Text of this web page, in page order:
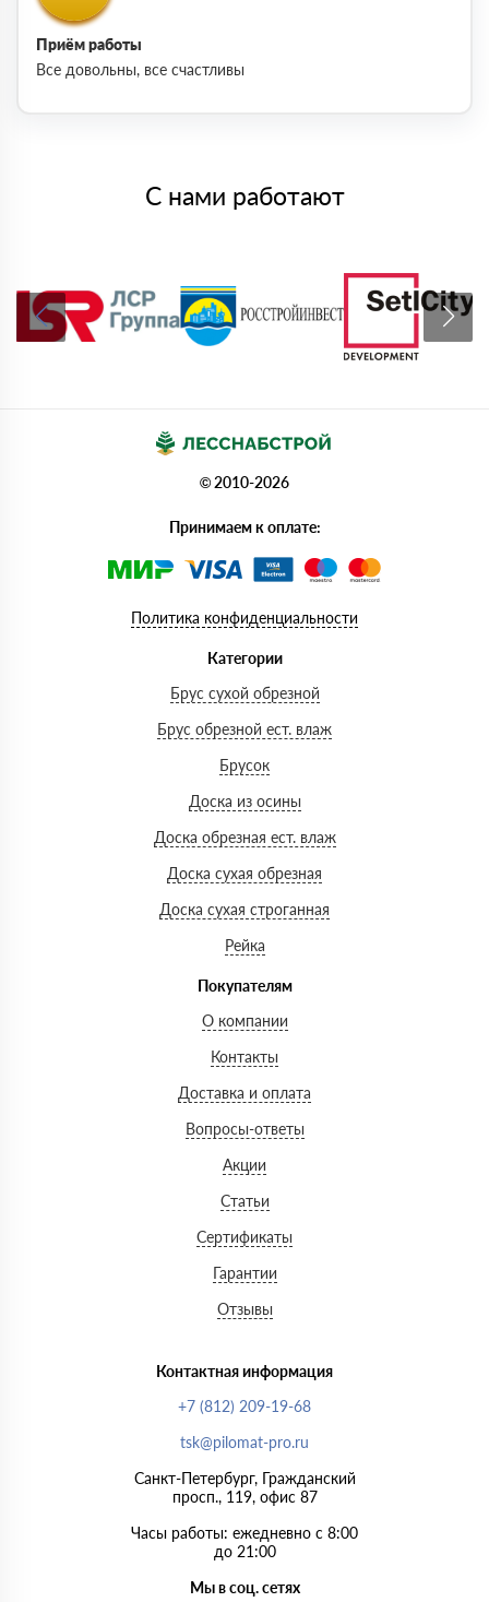
Приём работы
Все довольны, все счастливы
С нами работают
© 2010-2026
Принимаем к оплате:
Политика конфиденциальности
Категории
Брус сухой обрезной
Брус обрезной ест. влаж
Брусок
Доска из осины
Доска обрезная ест. влаж
Доска сухая обрезная
Доска сухая строганная
Рейка
Покупателям
О компании
Контакты
Доставка и оплата
Вопросы-ответы
Акции
Статьи
Сертификаты
Гарантии
Отзывы
Контактная информация
+7 (812) 209-19-68
tsk@pilomat-pro.ru
Санкт-Петербург, Гражданский
просп., 119, офис 87
Часы работы: ежедневно с 8:00
до 21:00
Мы в соц. сетях